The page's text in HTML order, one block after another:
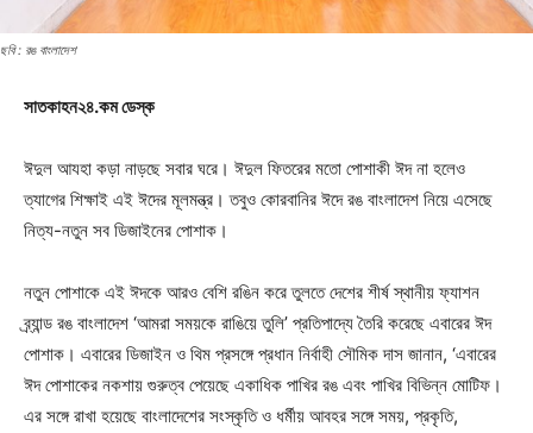
ছবি : রঙ বাংলাদেশ
সাতকাহন২৪.কম ডেস্ক
ঈদুল আযহা কড়া নাড়ছে সবার ঘরে। ঈদুল ফিতরের মতো পোশাকী ঈদ না হলেও
ত্যাগের শিক্ষাই এই ঈদের মূলমন্ত্র। তবুও কোরবানির ঈদে রঙ বাংলাদেশ নিয়ে এসেছে
নিত্য-নতুন সব ডিজাইনের পোশাক।
নতুন পোশাকে এই ঈদকে আরও বেশি রঙিন করে তুলতে দেশের শীর্ষ স্থানীয় ফ্যাশন
ব্র্যান্ড রঙ বাংলাদেশ ‘আমরা সময়কে রাঙিয়ে তুলি’ প্রতিপাদ্যে তৈরি করেছে এবারের ঈদ
পোশাক। এবারের ডিজাইন ও থিম প্রসঙ্গে প্রধান নির্বাহী সৌমিক দাস জানান, ‘এবারের
ঈদ পোশাকের নকশায় গুরুত্ব পেয়েছে একাধিক পাখির রঙ এবং পাখির বিভিন্ন মোটিফ।
এর সঙ্গে রাখা হয়েছে বাংলাদেশের সংস্কৃতি ও ধর্মীয় আবহর সঙ্গে সময়, প্রকৃতি,